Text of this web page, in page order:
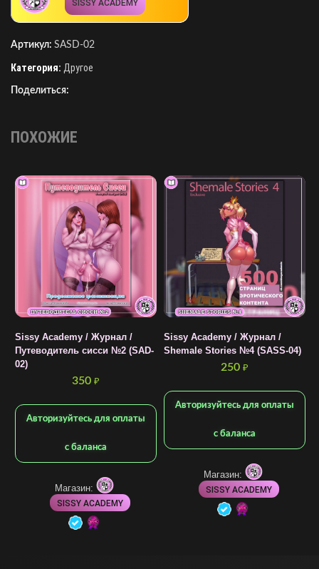
SISSY ACADEMY
Артикул: SASD-02
Категория: Другое
Поделиться:
ПОХОЖИЕ
Sissy Academy / Журнал /
Путеводитель сисси №2 (SAD-
02)
350 ₽
Авторизуйтесь для оплаты
с баланса
Магазин:
SISSY ACADEMY
Sissy Academy / Журнал /
Shemale Stories №4 (SASS-04)
250 ₽
Авторизуйтесь для оплаты
с баланса
Магазин:
SISSY ACADEMY